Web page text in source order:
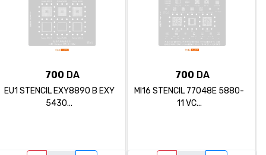
700 DA
EU1 STENCIL EXY8890 B EXY
5430...
700 DA
MI16 STENCIL 77048E 5880-
11 VC...